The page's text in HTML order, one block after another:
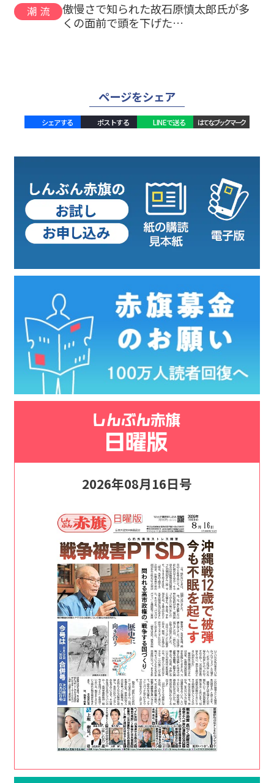
潮流
傲慢さで知られた故石原慎太郎氏が多
くの面前で頭を下げた…
ページをシェア
シェアする ポストする LINEで送る はてなブックマーク
2026年08月16日号